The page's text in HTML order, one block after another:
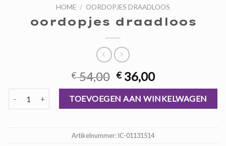
HOME / OORDOPJES DRAADLOOS
oordopjes draadloos
€54,00 Oorspronkelijke
prijs
was:
€ 54,00.
€36,00Huidige
prijs
is:
€ 36,00.
oordopjes draadloos aantalTOEVOEGEN AAN WINKELWAGEN
Artikelnummer:IC-01131514